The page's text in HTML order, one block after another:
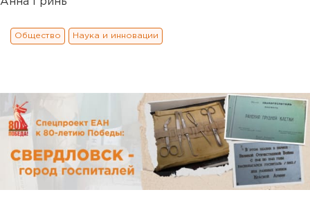
Общество Наука и инновации